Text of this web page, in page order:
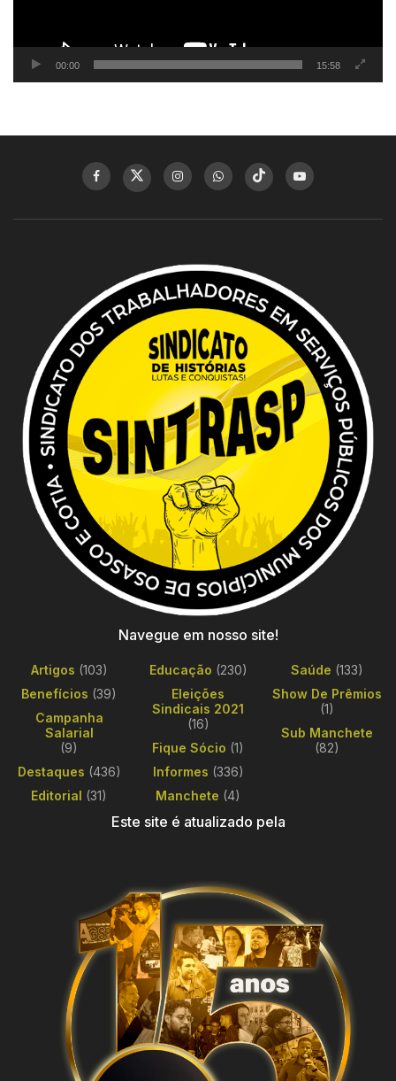
00:00 15:58
Navegue em nosso site!
Artigos (103)
Benefícios (39)
Campanha
Salarial
(9)
Destaques (436)
Editorial (31)
Educação (230)
Eleições
Sindicais 2021
(16)
Fique Sócio (1)
Informes (336)
Manchete (4)
Saúde (133)
Show De Prêmios
(1)
Sub Manchete
(82)
Este site é atualizado pela